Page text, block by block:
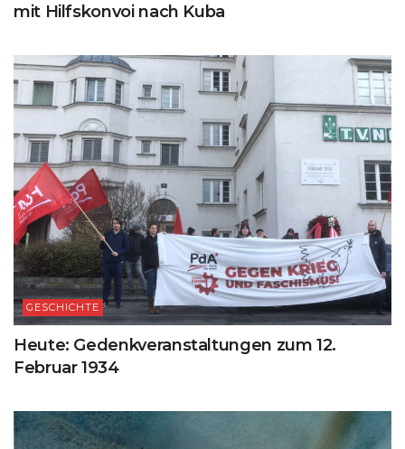
mit Hilfskonvoi nach Kuba
GESCHICHTE
Heute: Gedenkveranstaltungen zum 12.
Februar 1934